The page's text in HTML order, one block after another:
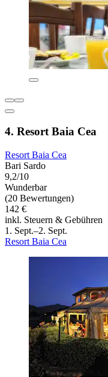
4. Resort Baia Cea
Resort Baia Cea
Bari Sardo
9,2/10
Wunderbar
(20 Bewertungen)
142 €
inkl. Steuern & Gebühren
1. Sept.–2. Sept.
Resort Baia Cea